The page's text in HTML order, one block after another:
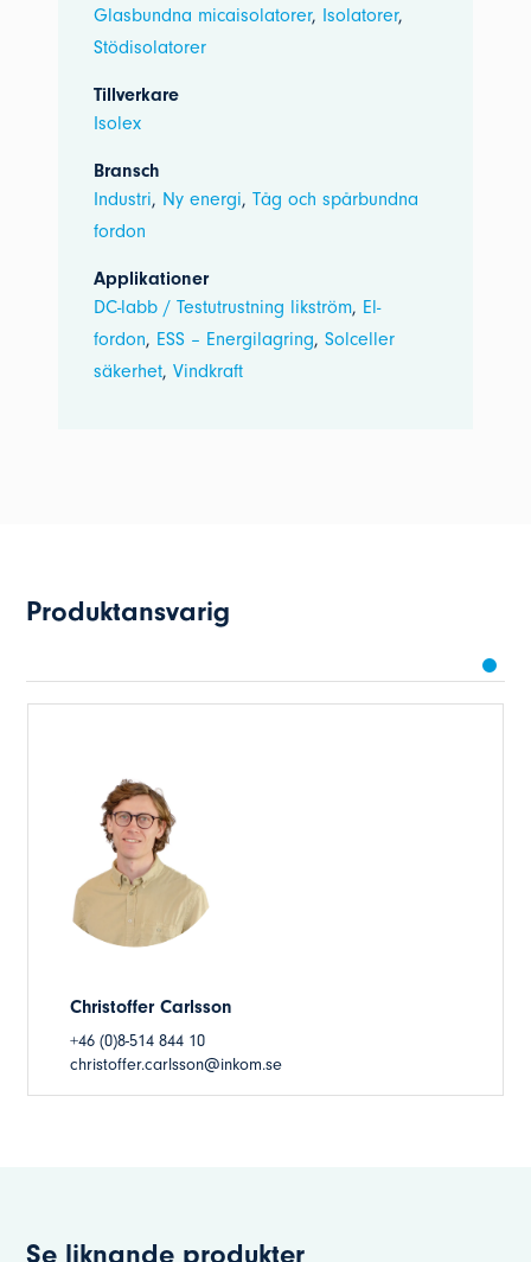
Glasbundna micaisolatorer, Isolatorer,
Stödisolatorer
Tillverkare
Isolex
Bransch
Industri, Ny energi,Tåg och spårbundna
fordon
Applikationer
DC-labb / Testutrustning likström, El-
fordon, ESS – Energilagring,Solceller
säkerhet,Vindkraft
Produktansvarig
Christoffer Carlsson
+46 (0)8-514 844 10
christoffer.carlsson@inkom.se
Se liknande produkter